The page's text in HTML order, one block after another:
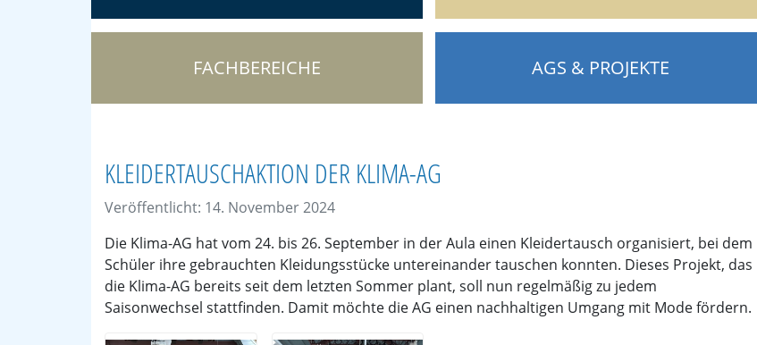
FACHBEREICHE AGS & PROJEKTE
KLEIDERTAUSCHAKTION DER KLIMA-AG
Veröffentlicht: 14. November 2024
Die Klima-AG hat vom 24. bis 26. September in der Aula einen Kleidertausch organisiert, bei dem
Schüler ihre gebrauchten Kleidungsstücke untereinander tauschen konnten. Dieses Projekt, das
die Klima-AG bereits seit dem letzten Sommer plant, soll nun regelmäßig zu jedem
Saisonwechsel stattfinden. Damit möchte die AG einen nachhaltigen Umgang mit Mode fördern.